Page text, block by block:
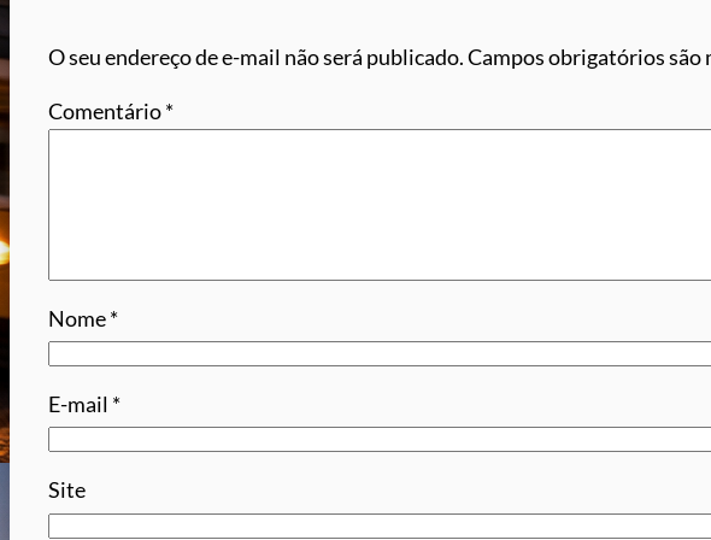
O seu endereço de e-mail não será publicado.Campos obrigatórios são
Comentário*
Nome*
E-mail *
Site